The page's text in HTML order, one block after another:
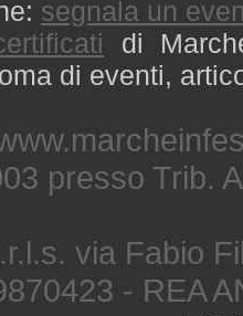
segnala un
di
di eventi,
presso Trib.
via Fabio
- REA